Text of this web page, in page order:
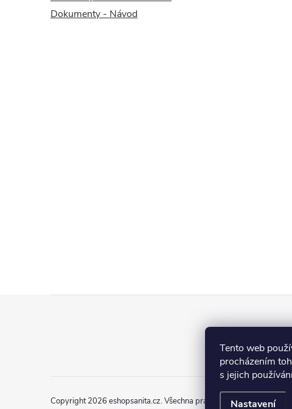
Tento web
procházením
s jejich
Nastavení
Dokumenty - Návod
Copyright 2026 eshopsanita.cz. Všechna práva vyhrazena.